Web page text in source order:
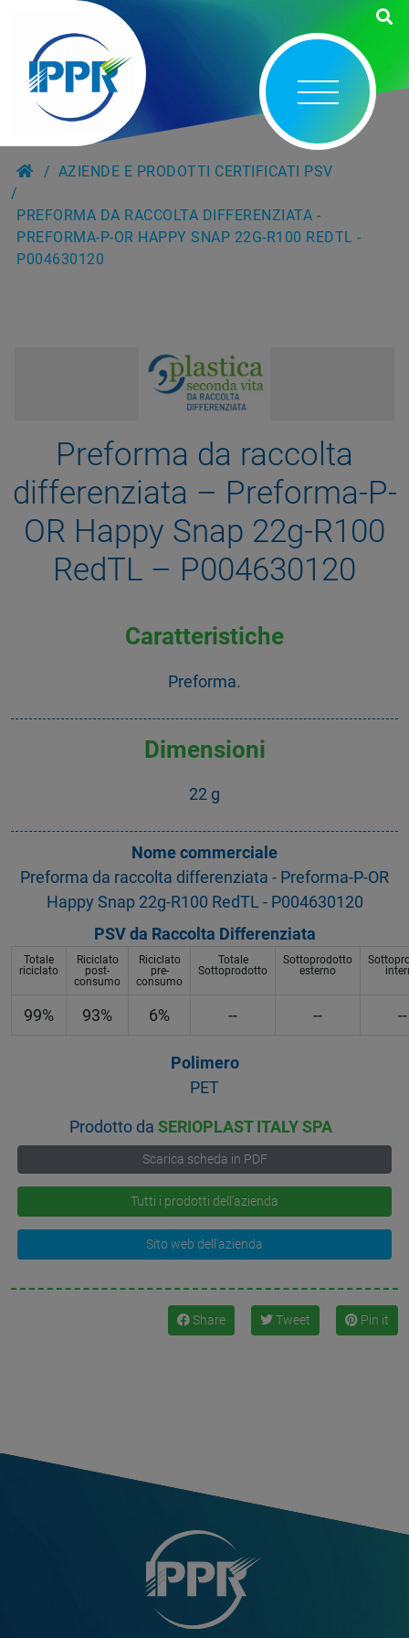
AZIENDE E PRODOTTI CERTIFICATI PSV
PREFORMA DA RACCOLTA DIFFERENZIATA -
PREFORMA-P-OR HAPPY SNAP 22G-R100 REDTL -
P004630120
Preforma da raccolta
differenziata – Preforma-P-
OR Happy Snap 22g-R100
RedTL – P004630120
Caratteristiche
Preforma.
Dimensioni
22 g
Nome commerciale
Preforma da raccolta differenziata - Preforma-P-OR
Happy Snap 22g-R100 RedTL - P004630120
PSV da Raccolta Differenziata
Totale
riciclato
Riciclato
post-
consumo
Riciclato
pre-
consumo
Totale
Sottoprodotto
Sottoprodotto
esterno
99% 93% 6% -- -- --
Polimero
PET
Prodotto daSERIOPLAST ITALY SPA
Scarica scheda in PDF
Tutti i prodotti dell'azienda
Sito web dell'azienda
Share Tweet Pin it